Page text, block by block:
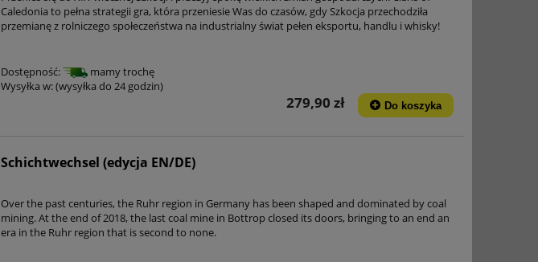
Caledonia to pełna strategii gra, która przeniesie Was do czasów, gdy Szkocja przechodziła
przemianę z rolniczego społeczeństwa na industrialny świat pełen eksportu, handlu i whisky!
Dostępność:
mamy trochę
Wysyłka w:(wysyłka do 24 godzin)
279,90 zł Do koszyka
Schichtwechsel (edycja EN/DE)
Over the past centuries, the Ruhr region in Germany has been shaped and dominated by coal
mining. At the end of 2018, the last coal mine in Bottrop closed its doors, bringing to an end an
era in the Ruhr region that is second to none.